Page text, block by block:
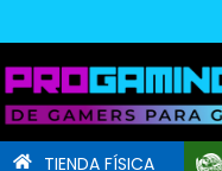
TIENDA FÍSICA